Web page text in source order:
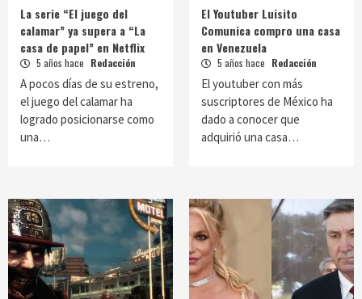
La serie “El juego del
calamar” ya supera a “La
casa de papel” en Netflix
5 años hace Redacción
A pocos días de su estreno,
el juego del calamar ha
logrado posicionarse como
una…
El Youtuber Luisito
Comunica compro una casa
en Venezuela
5 años hace Redacción
El youtuber con más
suscriptores de México ha
dado a conocer que
adquirió una casa…